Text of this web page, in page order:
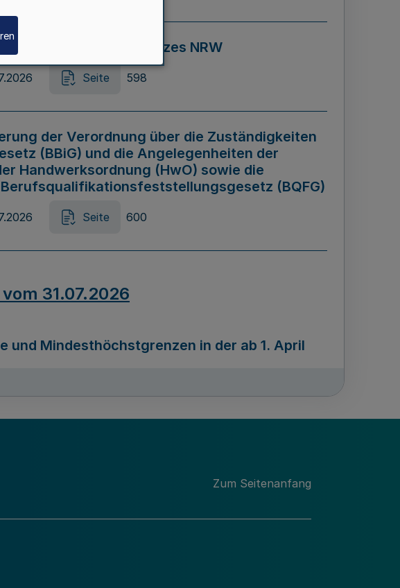
Casinospiel Gesetzes NRW
Seite 598
der Verordnung über die Zuständigkeiten
(BBiG) und die Angelegenheiten der
Handwerksordnung (HwO) sowie die
(BQFG)
Seite 600
31.07.2026
und Mindesthöchstgrenzen in der ab 1. April
Förderprogramms „Mittelstand Innovativ &
Zum Seitenanfang